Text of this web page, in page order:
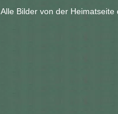
Alle Bilder von der